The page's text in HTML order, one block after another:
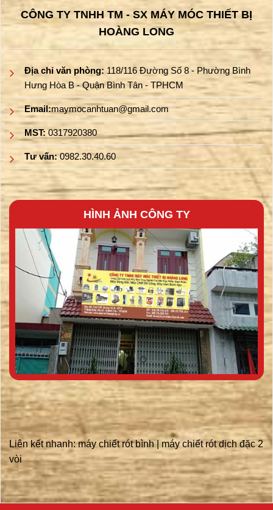
CÔNG TY TNHH TM - SX MÁY MÓC THIẾT BỊ
HOÀNG LONG
Địa chỉ văn phòng: 118/116 Đường Số 8 - Phường Bình
Hưng Hòa B - Quận Bình Tân - TPHCM
Email:maymocanhtuan@gmail.com
MST:0317920380
Tư vấn:0982.30.40.60
HÌNH ẢNH CÔNG TY
Liên kết nhanh:máy chiết rót bình| máy chiết rót dịch đặc 2
vòi